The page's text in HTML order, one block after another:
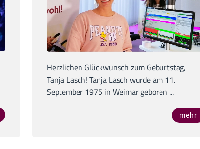
Herzlichen Glückwunsch zum Geburtstag,
Tanja Lasch! Tanja Lasch wurde am 11.
September 1975 in Weimar geboren ...
mehr